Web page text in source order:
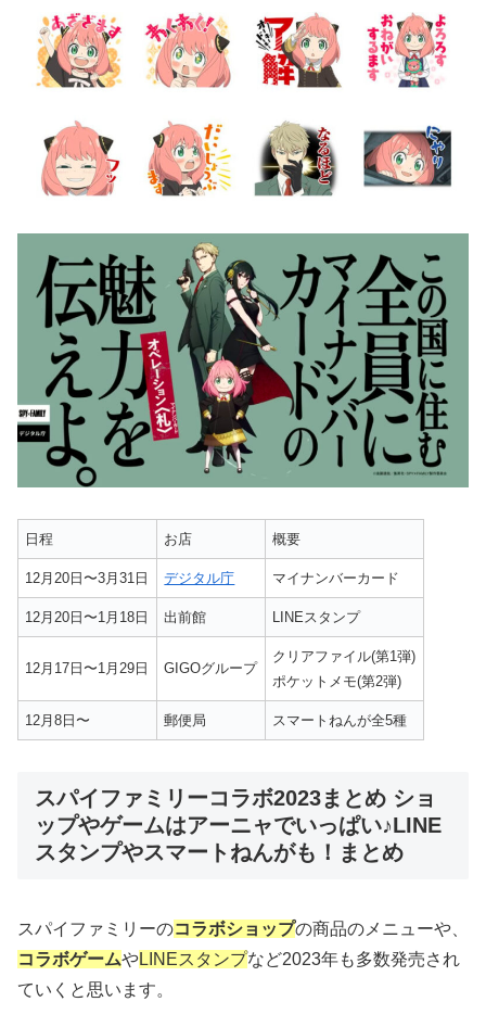
日程 お店 概要
12月20日〜3月31日 デジタル庁 マイナンバーカード
12月20日〜1月18日 出前館 LINEスタンプ
12月17日〜1月29日 GIGOグループ
クリアファイル(第1弾)
ポケットメモ(第2弾)
12月8日〜 郵便局 スマートねんが全5種
スパイファミリーコラボ2023まとめ ショ
ップやゲームはアーニャでいっぱい♪LINE
スタンプやスマートねんがも！まとめ
スパイファミリーのコラボショップの商品のメニューや、
コラボゲームやLINEスタンプなど2023年も多数発売され
ていくと思います。